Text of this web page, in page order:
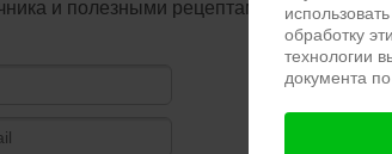
и полезными рецептами.
обработку
технологии
документа